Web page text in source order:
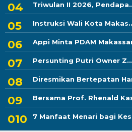
Triwulan II 2026,
Instruksi Wali Kota
Appi Minta PDAM
Persunting Putri Owner Z...
Diresmikan Bertepatan
Bersama Prof. Rhenald
7 Manfaat Menari bagi